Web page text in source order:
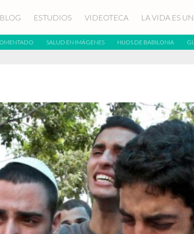
ESTUDIOS VIDEOTECA LA VIDA ES
SALUD EN IMÁGENES HIJOS DE BABILONIA